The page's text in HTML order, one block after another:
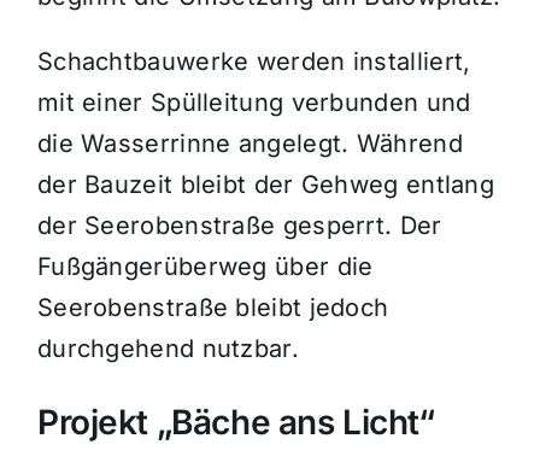
Schachtbauwerke werden installiert,
mit einer Spülleitung verbunden und
die Wasserrinne angelegt. Während
der Bauzeit bleibt der Gehweg entlang
der Seerobenstraße gesperrt. Der
Fußgängerüberweg über die
Seerobenstraße bleibt jedoch
durchgehend nutzbar.
Projekt „Bäche ans Licht“